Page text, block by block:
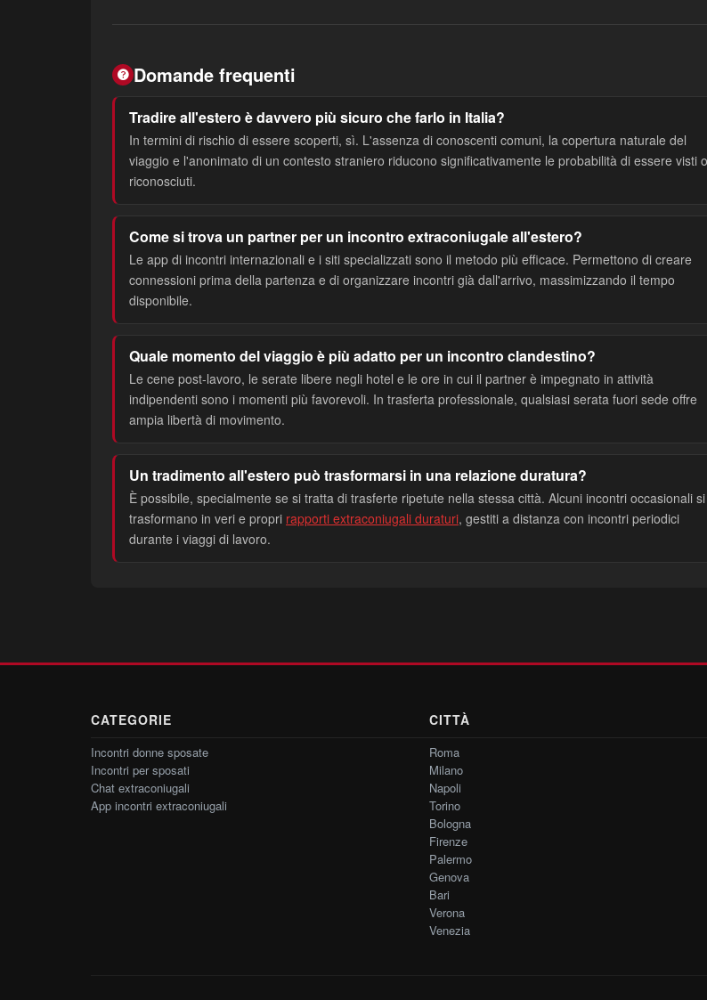
Domande frequenti
Tradire all'estero è davvero più sicuro che farlo in Italia?
In termini di rischio di essere scoperti, sì. L'assenza di conoscenti comuni, la copertura naturale del
viaggio e l'anonimato di un contesto straniero riducono significativamente le probabilità di essere visti o
riconosciuti.
Come si trova un partner per un incontro extraconiugale all'estero?
Le app di incontri internazionali e i siti specializzati sono il metodo più efficace. Permettono di creare
connessioni prima della partenza e di organizzare incontri già dall'arrivo, massimizzando il tempo
disponibile.
Quale momento del viaggio è più adatto per un incontro clandestino?
Le cene post-lavoro, le serate libere negli hotel e le ore in cui il partner è impegnato in attività
indipendenti sono i momenti più favorevoli. In trasferta professionale, qualsiasi serata fuori sede offre
ampia libertà di movimento.
Un tradimento all'estero può trasformarsi in una relazione duratura?
È possibile, specialmente se si tratta di trasferte ripetute nella stessa città. Alcuni incontri occasionali si
trasformano in veri e propri rapporti extraconiugali duraturi, gestiti a distanza con incontri periodici
durante i viaggi di lavoro.
CATEGORIE
Incontri donne sposate
Incontri per sposati
Chat extraconiugali
App incontri extraconiugali
CITTÀ
Roma
Milano
Napoli
Torino
Bologna
Firenze
Palermo
Genova
Bari
Verona
Venezia